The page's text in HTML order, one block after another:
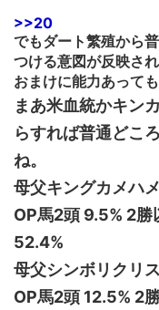
>>20
でもダート繁殖から
つける意図が反映さ
おまけに能力あって
まあ米血統かキン
らすれば普通どこ
ね。
母父キングカメハ
OP馬2頭 9.5% 2勝
52.4%
母父シンボリクリ
OP馬2頭 12.5% 2